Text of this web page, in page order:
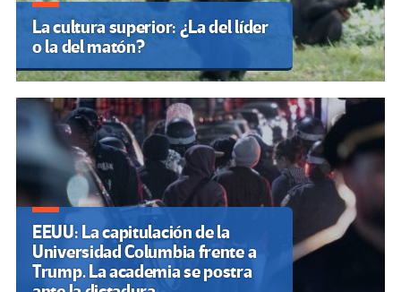
La cultura superior: ¿La del líder
o la del matón?
EEUU: La capitulación de la
Universidad Columbia frente a
Trump. La academia se postra